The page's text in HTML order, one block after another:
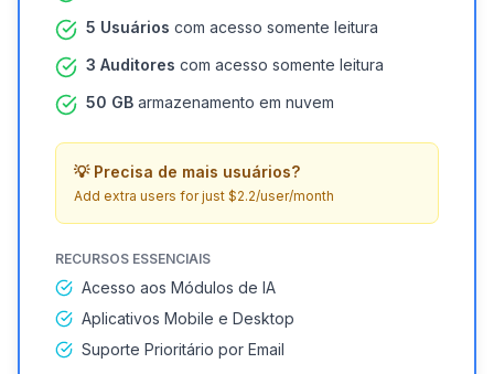
5 Usuários com acesso somente leitura
3 Auditores com acesso somente leitura
50 GB armazenamento em nuvem
💡 Precisa de mais usuários?
Add extra users for just $2.2/user/month
RECURSOS ESSENCIAIS
Acesso aos Módulos de IA
Aplicativos Mobile e Desktop
Suporte Prioritário por Email